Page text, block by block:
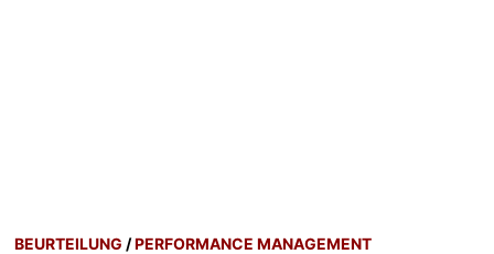
BEURTEILUNG /PERFORMANCE MANAGEMENT